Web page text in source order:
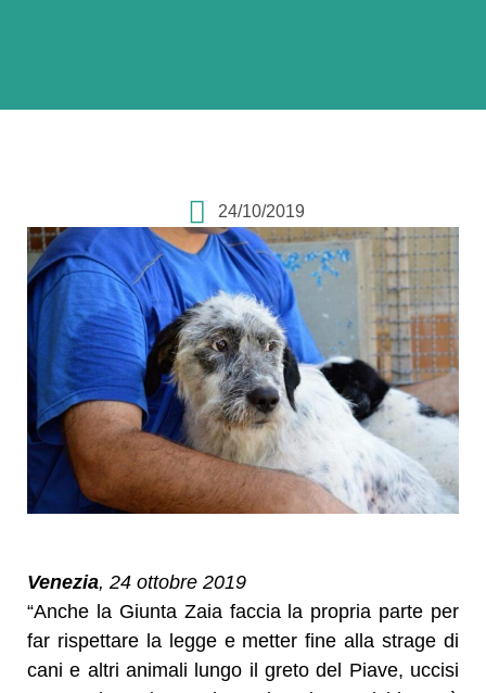
24/10/2019
Venezia, 24 ottobre 2019
“Anche la Giunta Zaia faccia la propria parte per
far rispettare la legge e metter fine alla strage di
cani e altri animali lungo il greto del Piave, uccisi